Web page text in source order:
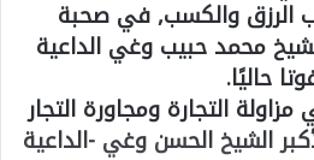
الرزق والكسب, في صحبة
محمد حبيب وغي الداعية
حاليًا.
التجارة ومجاورة التجار
الشيخ الحسن وغي -الداعية